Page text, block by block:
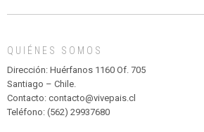
MADAGASCAR
PARQUE
HURATDO
QUIÉNES SOMOS
Dirección: Huérfanos 1160 Of. 705
Santiago – Chile.
Contacto: contacto@vivepais.cl
Teléfono: (562) 29937680